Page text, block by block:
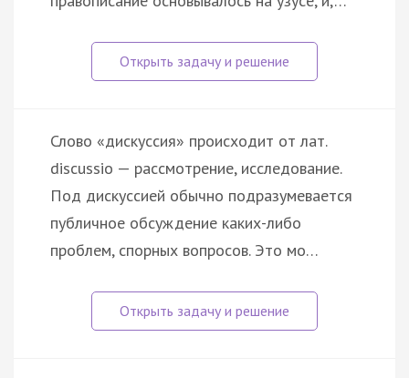
Слово «дискуссия» происходит от лат.
discussio — рассмотрение, исследование.
Под дискуссией обычно подразумевается
публичное обсуждение каких-либо
проблем, спорных вопросов. Это мо…